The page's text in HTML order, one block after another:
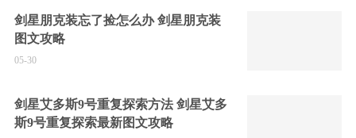
剑星朋克装忘了捡怎么办 剑星朋克装
图文攻略
05-30
剑星艾多斯9号重复探索方法 剑星艾多
斯9号重复探索最新图文攻略